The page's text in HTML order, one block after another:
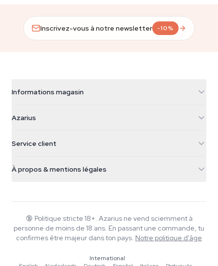
Inscrivez-vous à notre newsletter -10%
Informations magasin
Galvaniweg 11
Nederland
+31(0)204897914
Azarius
Smokeshop
Service client
Politique de retour
Politique de confidentialité
À propos & mentions légales
Wiki
Rédacteurs
Outils & Calculateurs
🔞 Politique stricte 18+. Azarius ne vend sciemment à
personne de moins de 18 ans. En passant une commande, tu
confirmes être majeur dans ton pays. Notre politique d'âge
International